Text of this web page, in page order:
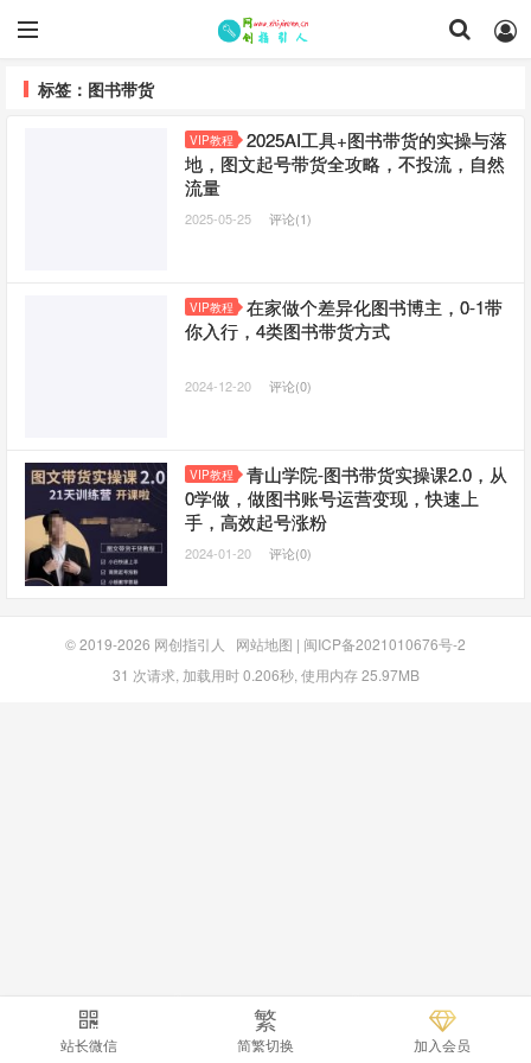
标签：图书带货
VIP教程
2025AI工具+图书带货的实操与落
地，图文起号带货全攻略，不投流，自然
流量
2025-05-25 评论(1)
VIP教程
在家做个差异化图书博主，0-1带
你入行，4类图书带货方式
2024-12-20 评论(0)
VIP教程
青山学院-图书带货实操课2.0，​从
0学做，做图书账号运营变现，​快速上
手，高效起号涨粉
2024-01-20 评论(0)
© 2019-2026 网创指引人 网站地图 | 闽ICP备2021010676号-2
31 次请求, 加载用时 0.206秒, 使用内存 25.97MB
站长微信
繁
简繁切换 加入会员